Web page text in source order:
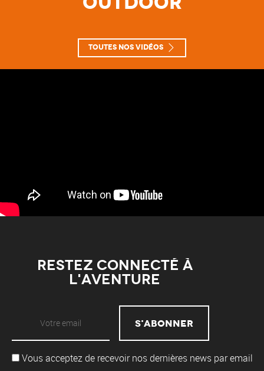
Toutes nos vidéos
Restez connecté à
l'aventure
Vous acceptez de recevoir nos dernières news par email